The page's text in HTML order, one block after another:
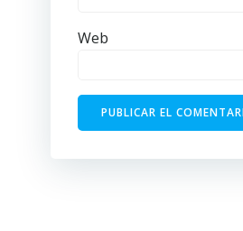
Web